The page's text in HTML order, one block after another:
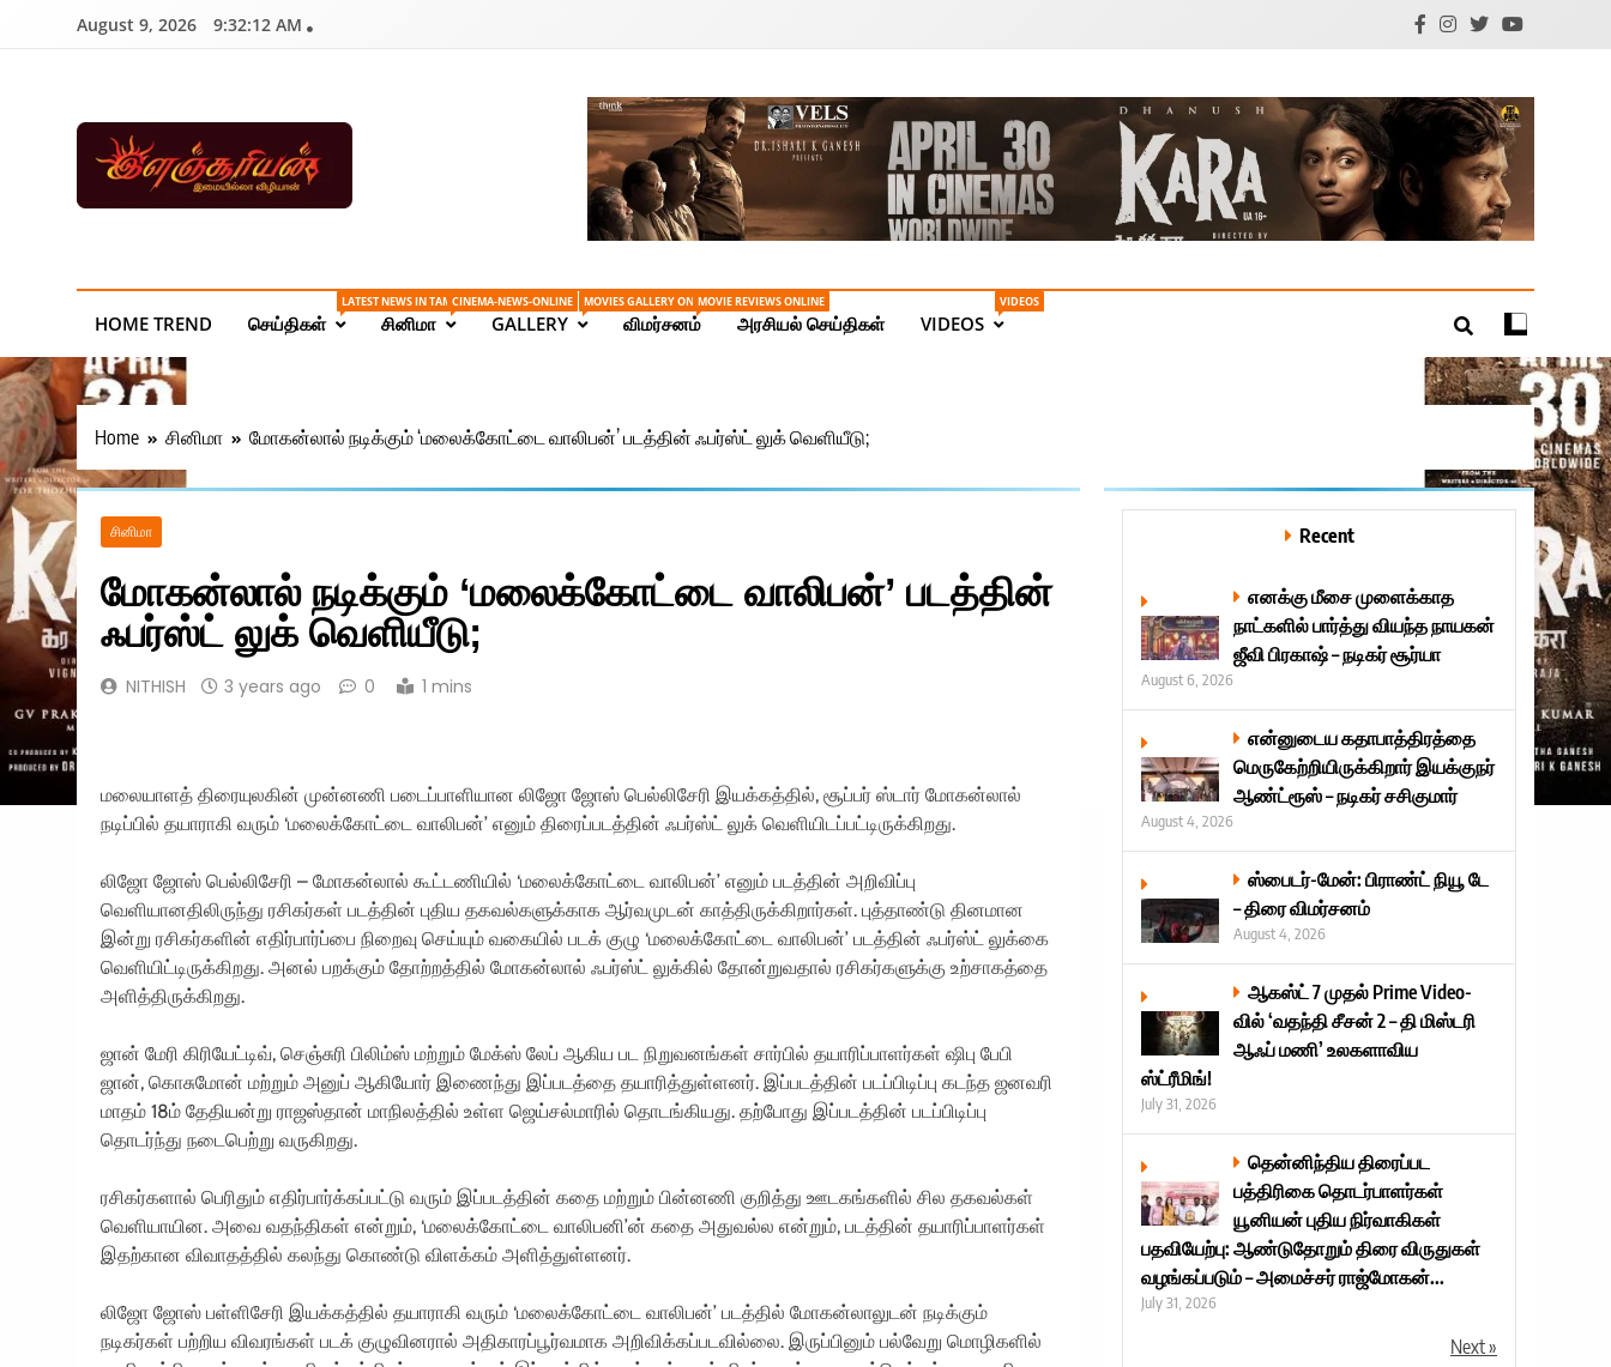
August 9, 2026 9:32:13 AM
Ilanchoorian.com – Tamil News | Health | Tamil Cinema | Technology
| Sports News
HOME TREND செய்திகள்
LATEST NEWS IN TAMIL ONLINE
சினிமா
CINEMA-NEWS-ONLINE
GALLERY
MOVIES GALLERY ONLINE
விமர்சனம்
MOVIE REVIEWS ONLINE
அரசியல் செய்திகள் VIDEOS
VIDEOS
Home சினிமா மோகன்லால் நடிக்கும் ‘மலைக்கோட்டை வாலிபன்’ படத்தின் ஃபர்ஸ்ட் லுக் வெளியீடு;
சினிமா
மோகன்லால் நடிக்கும் ‘மலைக்கோட்டை வாலிபன்’ படத்தின்
ஃபர்ஸ்ட் லுக் வெளியீடு;
NITHISH 3 years ago 0 1 mins
மலையாளத் திரையுலகின் முன்னணி படைப்பாளியான லிஜோ ஜோஸ் பெல்லிசேரி இயக்கத்தில், சூப்பர் ஸ்டார் மோகன்லால்
நடிப்பில் தயாராகி வரும் ‘மலைக்கோட்டை வாலிபன்’ எனும் திரைப்படத்தின் ஃபர்ஸ்ட் லுக் வெளியிடப்பட்டிருக்கிறது.
லிஜோ ஜோஸ் பெல்லிசேரி – மோகன்லால் கூட்டணியில் ‘மலைக்கோட்டை வாலிபன்’ எனும் படத்தின் அறிவிப்பு
வெளியானதிலிருந்து ரசிகர்கள் படத்தின் புதிய தகவல்களுக்காக ஆர்வமுடன் காத்திருக்கிறார்கள். புத்தாண்டு தினமான
இன்று ரசிகர்களின் எதிர்பார்ப்பை நிறைவு செய்யும் வகையில் படக் குழு ‘மலைக்கோட்டை வாலிபன்’ படத்தின் ஃபர்ஸ்ட் லுக்கை
வெளியிட்டிருக்கிறது. அனல் பறக்கும் தோற்றத்தில் மோகன்லால் ஃபர்ஸ்ட் லுக்கில் தோன்றுவதால் ரசிகர்களுக்கு உற்சாகத்தை
அளித்திருக்கிறது.
ஜான் மேரி கிரியேட்டிவ், செஞ்சுரி பிலிம்ஸ் மற்றும் மேக்ஸ் லேப் ஆகிய பட நிறுவனங்கள் சார்பில் தயாரிப்பாளர்கள் ஷிபு பேபி
ஜான், கொசுமோன் மற்றும் அனுப் ஆகியோர் இணைந்து இப்படத்தை தயாரித்துள்ளனர். இப்படத்தின் படப்பிடிப்பு கடந்த ஜனவரி
மாதம் 18ம் தேதியன்று ராஜஸ்தான் மாநிலத்தில் உள்ள ஜெய்சல்மாரில் தொடங்கியது. தற்போது இப்படத்தின் படப்பிடிப்பு
தொடர்ந்து நடைபெற்று வருகிறது.
ரசிகர்களால் பெரிதும் எதிர்பார்க்கப்பட்டு வரும் இப்படத்தின் கதை மற்றும் பின்னணி குறித்து ஊடகங்களில் சில தகவல்கள்
வெளியாயின. அவை வதந்திகள் என்றும், ‘மலைக்கோட்டை வாலிபனி’ன் கதை அதுவல்ல என்றும், படத்தின் தயாரிப்பாளர்கள்
இதற்கான விவாதத்தில் கலந்து கொண்டு விளக்கம் அளித்துள்ளனர்.
லிஜோ ஜோஸ் பள்ளிசேரி இயக்கத்தில் தயாராகி வரும் ‘மலைக்கோட்டை வாலிபன்’ படத்தில் மோகன்லாலுடன் நடிக்கும்
நடிகர்கள் பற்றிய விவரங்கள் படக் குழுவினரால் அதிகாரப்பூர்வமாக அறிவிக்கப்படவில்லை. இருப்பினும் பல்வேறு மொழிகளில்
Recent
எனக்கு மீசை முளைக்காத
நாட்களில் பார்த்து வியந்த நாயகன்
ஜீவி பிரகாஷ் – நடிகர் சூர்யா
August 6, 2026
என்னுடைய கதாபாத்திரத்தை
மெருகேற்றியிருக்கிறார் இயக்குநர்
ஆண்ட்ரூஸ் – நடிகர் சசிகுமார்
August 4, 2026
ஸ்பைடர்-மேன்: பிராண்ட் நியூ டே
– திரை விமர்சனம்
August 4, 2026
ஆகஸ்ட் 7 முதல் Prime Video-
வில் ‘வதந்தி சீசன் 2 – தி மிஸ்டரி
ஆஃப் மணி’ உலகளாவிய
ஸ்ட்ரீமிங்!
July 31, 2026
தென்னிந்திய திரைப்பட
பத்திரிகை தொடர்பாளர்கள்
யூனியன் புதிய நிர்வாகிகள்
பதவியேற்பு: ஆண்டுதோறும் திரை விருதுகள்
வழங்கப்படும் – அமைச்சர் ராஜ்மோகன்...
July 31, 2026
Next »